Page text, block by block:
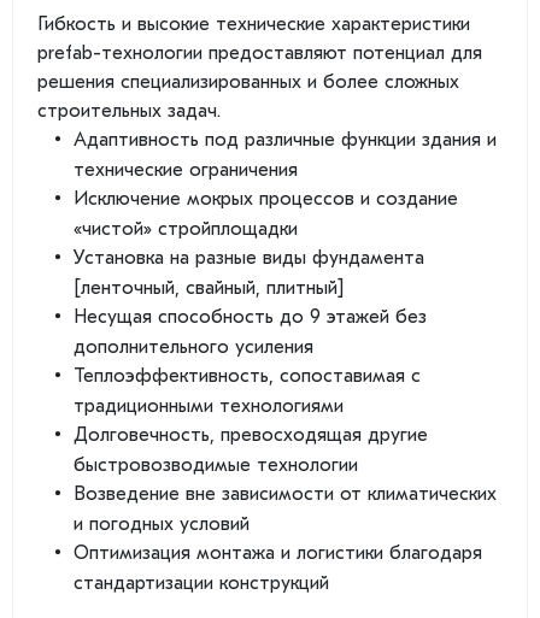
Гибкость и высокие технические характеристики
prefab-технологии предоставляют потенциал для
решения специализированных и более сложных
строительных задач.
Адаптивность под различные функции здания и
технические ограничения
Исключение мокрых процессов и создание
«чистой» стройплощадки
Установка на разные виды фундамента
[ленточный, свайный, плитный]
Несущая способность до 9 этажей без
дополнительного усиления
Теплоэффективность, сопоставимая с
традиционными технологиями
Долговечность, превосходящая другие
быстровозводимые технологии
Возведение вне зависимости от климатических
и погодных условий
Оптимизация монтажа и логистики благодаря
стандартизации конструкций